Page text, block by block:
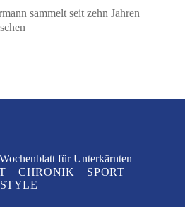
sammelt seit zehn Jahren
für Unterkärnten
CHRONIK
SPORT